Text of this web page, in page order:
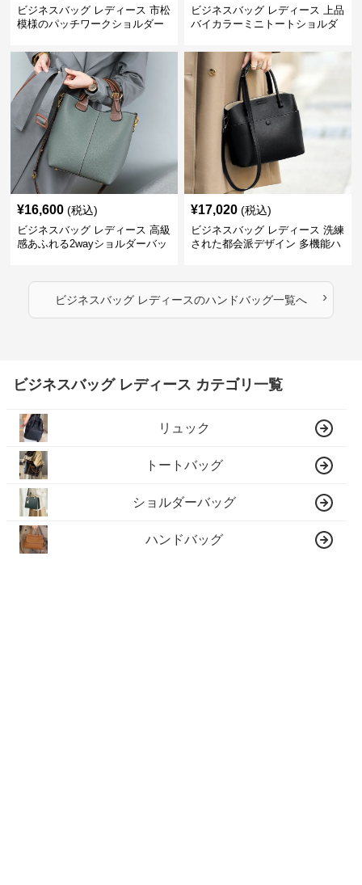
ビジネスバッグ レディース 市松
模様のパッチワークショルダー
ビジネスバッグ レディース 上品
バイカラーミニトートショルダ
¥16,600 (税込)
ビジネスバッグ レディース 高級
感あふれる2wayショルダーバッ
¥17,020 (税込)
ビジネスバッグ レディース 洗練
された都会派デザイン 多機能ハ
ビジネスバッグ レディースのハンドバッグ一覧へ ›
ビジネスバッグ レディース カテゴリ一覧
リュック
トートバッグ
ショルダーバッグ
ハンドバッグ